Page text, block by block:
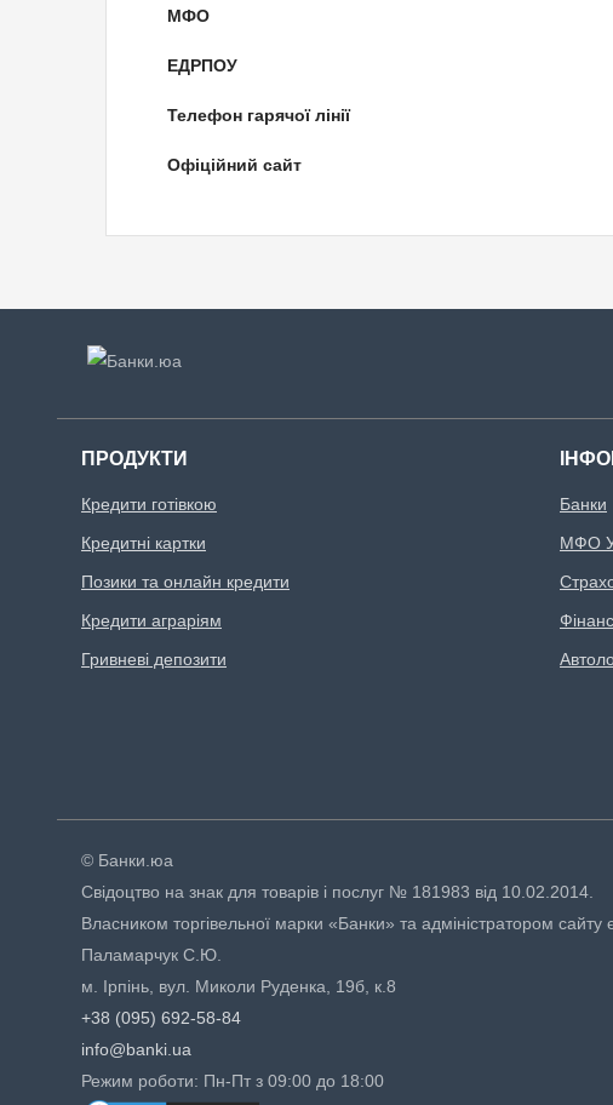
МФО
ЕДРПОУ
Телефон гарячої лінії
Офіційний сайт
ПРОДУКТИ
Кредити готівкою
Кредитні картки
Позики та онлайн кредити
Кредити аграріям
Гривневі депозити
Банки
МФО
© Банки.юа
Свідоцтво на знак для товарів і послуг № 181983 від 10.02.2014.
Власником торгівельної марки «Банки» та адміністратором сайту
Паламарчук С.Ю.
м. Ірпінь, вул. Миколи Руденка, 19б, к.8
+38 (095) 692-58-84
info@banki.ua
Режим роботи: Пн-Пт з 09:00 до 18:00